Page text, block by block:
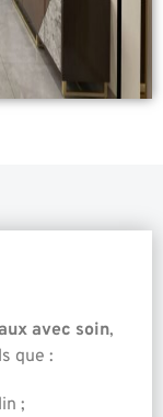
avec soin,
que :
;